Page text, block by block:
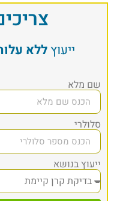
ייעוץללא
שם מלא
סלולרי
ייעוץ בנושא